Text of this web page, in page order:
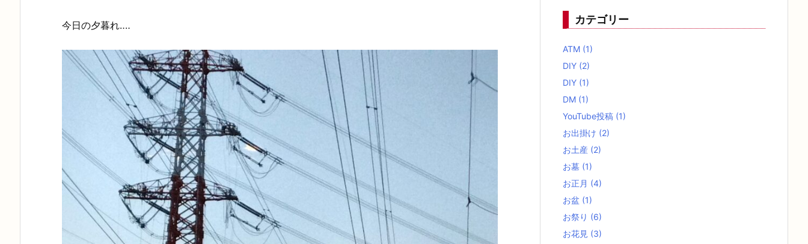
今日の夕暮れ‥‥ カテゴリー
ATM (1)
DIY (2)
DIY (1)
DM (1)
YouTube投稿 (1)
お出掛け (2)
お土産 (2)
お墓 (1)
お正月 (4)
お盆 (1)
お祭り (6)
お花見 (3)